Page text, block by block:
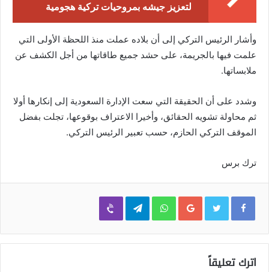
لتعزيز جيشه بمروحيات تركية هجومية
وأشار الرئيس التركي إلى أن بلاده عملت منذ اللحظة الأولى التي
علمت فيها بالجريمة، على حشد جميع طاقاتها من أجل الكشف عن
ملابساتها.
وشدد على أن الحقيقة التي سعت الإدارة السعودية إلى إنكارها أولا
ثم محاولة تشويه الحقائق، وأخيرا الاعتراف بوقوعها، تجلت بفضل
الموقف التركي الحازم، حسب تعبير الرئيس التركي.
ترك برس
Google+
WhatsApp
Telegram
Viber
اترك تعليقاً